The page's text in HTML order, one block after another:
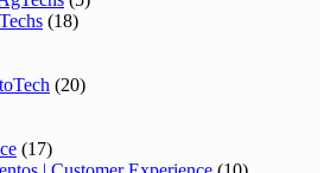
(18)
(20)
(17)